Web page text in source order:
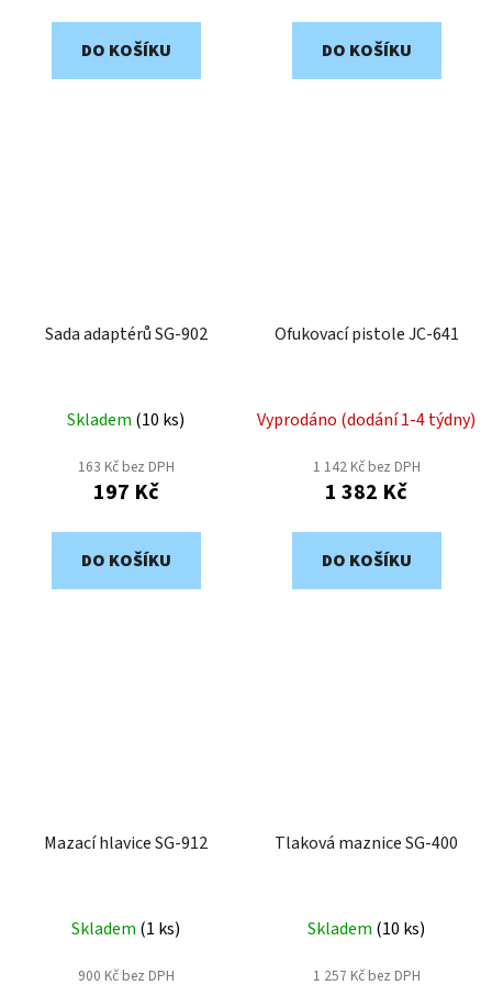
DO KOŠÍKU DO KOŠÍKU
Sada adaptérů SG-902
Skladem (10 ks)
163 Kč bez DPH
197 Kč
DO KOŠÍKU
Ofukovací pistole JC-641
Vyprodáno (dodání 1-4 týdny)
1 142 Kč bez DPH
1 382 Kč
DO KOŠÍKU
Mazací hlavice SG-912
Skladem (1 ks)
900 Kč bez DPH
Tlaková maznice SG-400
Skladem (10 ks)
1 257 Kč bez DPH